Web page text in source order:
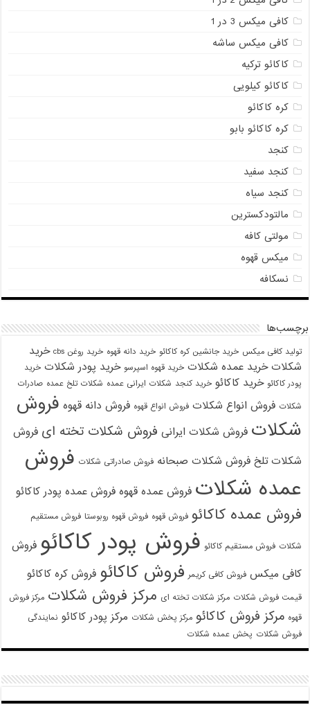
کافی میکس 3 در 1
کافی میکس ساشه
کاکائو ترکیه
کاکائو کیلویی
کره کاکائو
کره کاکائو بابو
کنجد
کنجد سفید
کنجد سیاه
مالتودکسترین
مولتی کافه
میکس قهوه
نسکافه
برچسب‌ها
تولید کافی میکس خرید جانشین کره کاکائو خرید دانه قهوه خرید روغن cbs
خرید
شکلات خرید عمده شکلات خرید قهوه اسپرسو خرید پودر شکلات خرید
پودر کاکائو خرید کاکائو خرید کنجد شکلات ایرانی عمده شکلات تلخ عمده صادرات
شکلات فروش انواع شکلات فروش انواع قهوه فروش دانه قهوه فروش
شکلات فروش شکلات ایرانی فروش شکلات تخته ای فروش
شکلات تلخ فروش شکلات صبحانه فروش صادراتی شکلات فروش
عمده شکلات فروش عمده قهوه فروش عمده پودر کاکائو
فروش عمده کاکائو فروش قهوه فروش قهوه روبوستا فروش مستقیم
شکلات فروش مستقیم کاکائو فروش پودر کاکائو فروش
کافی میکس فروش کافی کریمر فروش کاکائو فروش کره کاکائو
قیمت فروش شکلات مرکز شکلات تخته ای مرکز فروش شکلات مرکز فروش
قهوه مرکز فروش کاکائو مرکز پخش شکلات مرکز پودر کاکائو نمایندگی
فروش شکلات پخش عمده شکلات